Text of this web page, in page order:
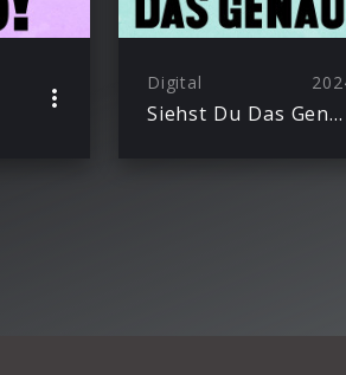
Digital
Siehst Du Das Genau So?